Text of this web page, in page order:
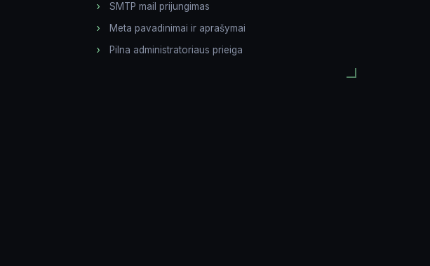
SMTP mail prijungimas
Meta pavadinimai ir aprašymai
Pilna administratoriaus prieiga